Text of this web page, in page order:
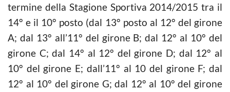
termine della Stagione Sportiva 2014/2015 tra il
14° e il 10° posto (dal 13° posto al 12° del girone
A; dal 13° all’11° del girone B; dal 12° al 10° del
girone C; dal 14° al 12° del girone D; dal 12° al
10° del girone E; dall’11° al 10 del girone F; dal
12° al 10° del girone G; dal 12° al 10° del girone